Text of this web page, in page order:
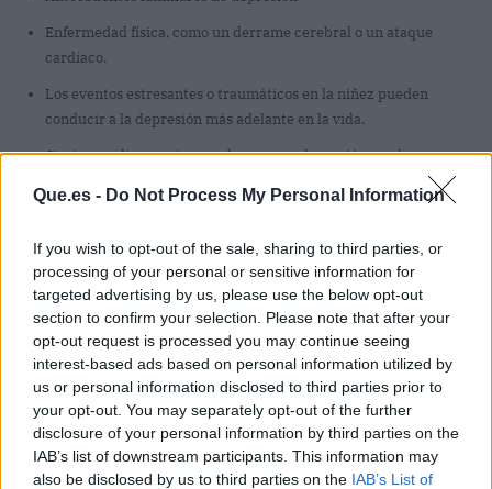
Que.es - Do Not Process My Personal Information
If you wish to opt-out of the sale, sharing to third parties, or
processing of your personal or sensitive information for
targeted advertising by us, please use the below opt-out
section to confirm your selection. Please note that after your
opt-out request is processed you may continue seeing
interest-based ads based on personal information utilized by
us or personal information disclosed to third parties prior to
your opt-out. You may separately opt-out of the further
disclosure of your personal information by third parties on the
IAB’s list of downstream participants. This information may
also be disclosed by us to third parties on the IAB’s List of
Enfermedad física, como un derrame cerebral o un ataque
cardíaco.
Los eventos estresantes o traumáticos en la niñez pueden
conducir a la depresión más adelante en la vida.
Ciertos medicamentos pueden causar depresión en algunas
de usted; y aislamiento cultural (estar aislado de suculturao de
un grupo con el que se identifica, por ejemplo, los grupos
Arcoíris).
SÍNTOMAS DE ANSIEDAD
Son muy comunes como parte de la depresión,
pero a medida que se trata la depresión, estos
síntomas suelen desaparecer.